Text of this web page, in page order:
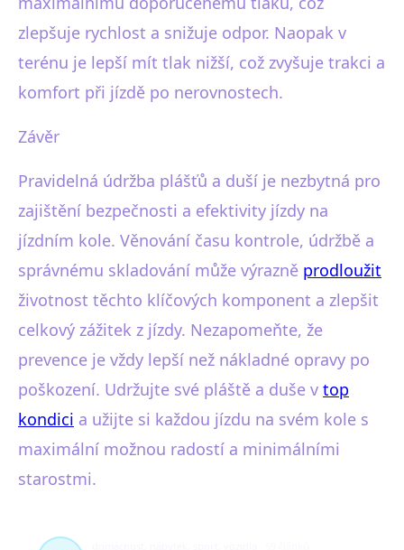
zlepšuje rychlost a snižuje odpor. Naopak v
terénu je lepší mít tlak nižší, což zvyšuje trakci a
komfort při jízdě po nerovnostech.
Závěr
Pravidelná údržba plášťů a duší je nezbytná pro
zajištění bezpečnosti a efektivity jízdy na
jízdním kole. Věnování času kontrole, údržbě a
správnému skladování může výrazně prodloužit
životnost těchto klíčových komponent a zlepšit
celkový zážitek z jízdy. Nezapomeňte, že
prevence je vždy lepší než nákladné opravy po
poškození. Udržujte své pláště a duše v top
kondici a užijte si každou jízdu na svém kole s
maximální možnou radostí a minimálními
starostmi.